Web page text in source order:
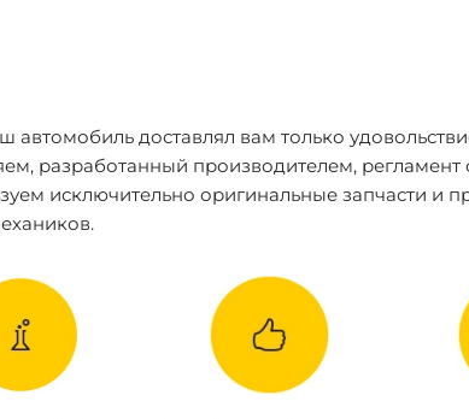
доставлял вам только
разработанный производителем, регламент
исключительно оригинальные запчасти и